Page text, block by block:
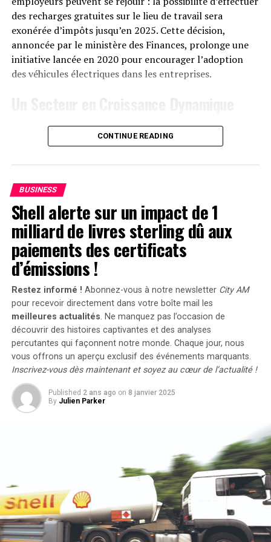
des recharges gratuites sur le lieu de travail sera
exonérée d’impôts jusqu’en 2025. Cette décision,
annoncée par le ministère des Finances, prolonge une
initiative lancée en 2020 pour encourager l’adoption
des véhicules électriques dans les entreprises.
Cette prolongation intervient à un moment clé, alors
que le marché des voitures électriques continue
En2023, les particuliers représentent désormais 84%
des acquisitions de véhicules électriques, contre
seulement 68% en 2018.
Concrètement,cette mesure permet aux sociétés
d’installer gratuitement des bornes de recharge pour
leurs employés sans impact fiscal. Les frais liés à
l’électricité pour ces recharges ne seront pas pris en
compte dans le calcul des avantages en nature. De plus,
un abattement de 50% sur ces avantages est maintenu
avec un plafond révisé à environ 2000 euros pour
l’année prochaine.
Accélération Vers une Mobilité Électrique
Cette initiative fait partie d’une stratégie globale visant
à promouvoir l’électrification du parc automobile
rencontrent encore des difficultés pour atteindre leurs
objectifs ; seulement 8% des nouveaux véhicules
immatriculés par ces entités étaient électriques en
2023. Ces incitations fiscales pourraient néanmoins
inciter davantage d’employeurs à franchir le
pas.Cependant, plusieurs défis demeurent concernant
les infrastructures nécessaires au chargement ainsi que
CONTINUE READING
BUSINESS
Shell alerte sur un impact de 1
milliard de livres sterling dû aux
paiements des certificats
d’émissions !
Restez informé ! Abonnez-vous à notre newsletter City AM
pour recevoir directement dans votre boîte mail les
meilleures actualités. Ne manquez pas l’occasion de
découvrir des histoires captivantes et des analyses
percutantes qui façonnent notre monde. Chaque jour, nous
vous offrons un aperçu exclusif des événements marquants.
Inscrivez-vous dès maintenant et soyez au cœur de l’actualité !
Published 2 ans ago on 8 janvier 2025
By Julien Parker